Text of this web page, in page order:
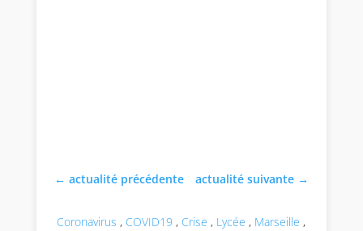
←actualité précédente actualité suivante→
Coronavirus , COVID19 , Crise , Lycée , Marseille ,